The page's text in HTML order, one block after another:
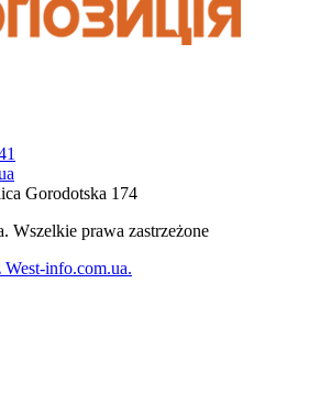
Gorodotska 174
Wszelkie prawa zastrzeżone
info.com.ua.